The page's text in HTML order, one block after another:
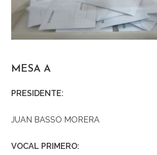
MESA A
PRESIDENTE:
JUAN BASSO MORERA
VOCAL PRIMERO: